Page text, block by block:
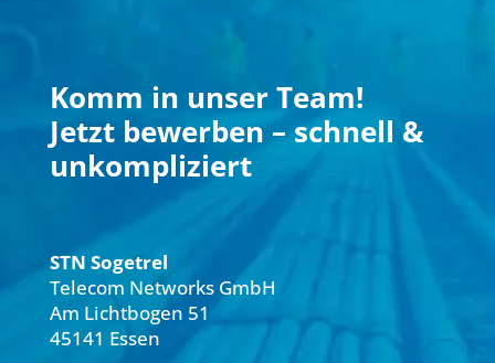
Komm in unser Team!
Jetzt bewerben – schnell &
unkompliziert
STN Sogetrel
Telecom Networks GmbH
Am Lichtbogen 51
45141 Essen